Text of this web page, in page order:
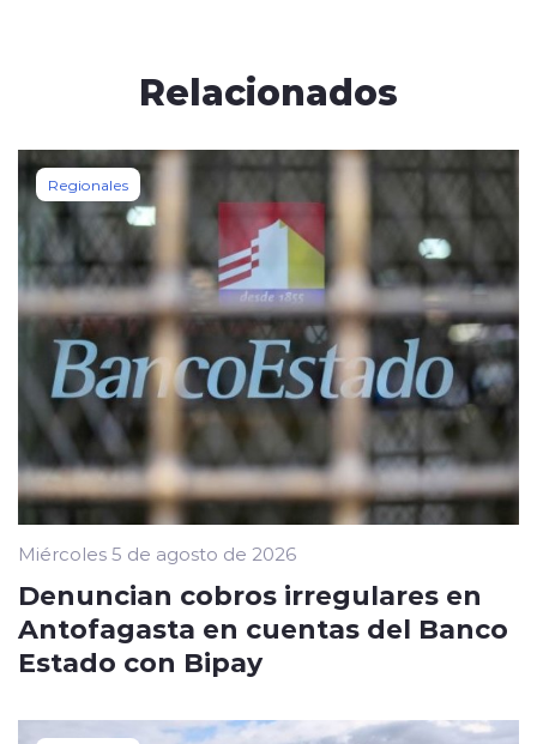
Relacionados
Regionales
Miércoles 5 de agosto de 2026
Denuncian cobros irregulares en
Antofagasta en cuentas del Banco
Estado con Bipay